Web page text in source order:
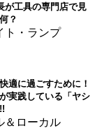
が工具の専門店で見
？
ト・ランプ
適に過ごすために！
実践している「ヤシ
＆ローカル